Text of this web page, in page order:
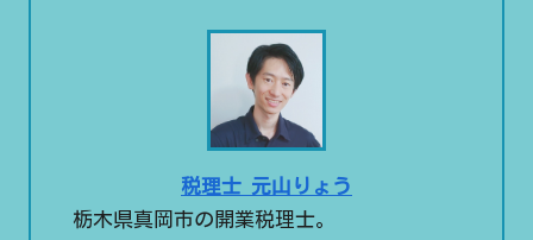
税理士 元山りょう
栃木県真岡市の開業税理士。